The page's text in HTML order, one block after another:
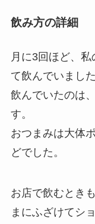
飲み方の詳細
月に3回ほど、
て飲んでいました
飲んでいたのは、
す。
おつまみは大体
どでした。
お店で飲むとき
まにふざけてシ